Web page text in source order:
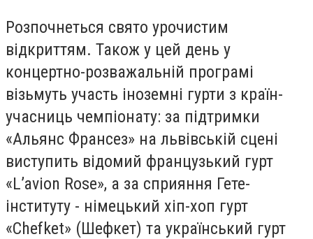
Розпочнеться свято урочистим
відкриттям. Також у цей день у
концертно-розважальній програмі
візьмуть участь іноземні гурти з країн-
учасниць чемпіонату: за підтримки
«Альянс Франсез» на львівській сцені
виступить відомий французький гурт
«L’avion Rose», а за сприяння Гете-
інституту - німецький хіп-хоп гурт
«Chefket» (Шефкет) та український гурт